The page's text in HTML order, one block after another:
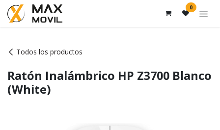
Ir al contenido 0
Todos los productos
Ratón Inalámbrico HP Z3700 Blanco
(White)